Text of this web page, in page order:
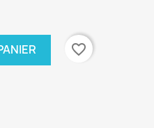
favorite_border